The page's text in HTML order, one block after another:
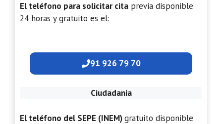
El teléfono para solicitar cita previa disponible
24 horas y gratuito es el:
91 926 79 70
Ciudadania
El teléfono del SEPE (INEM)gratuito disponible